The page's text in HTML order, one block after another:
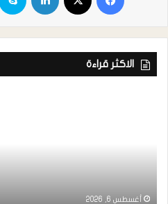
الاكثر قراءة
أغسطس 6, 2026